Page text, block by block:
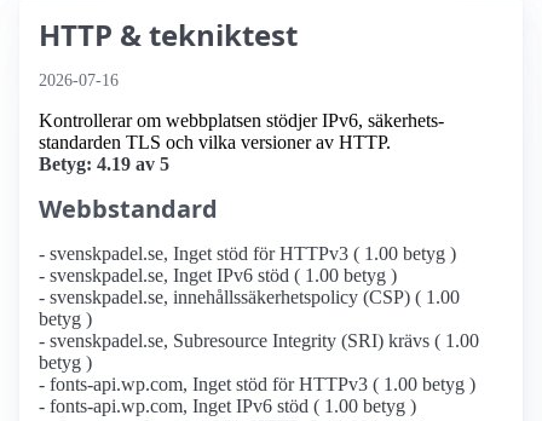
HTTP & tekniktest
2026-07-16
Kontrollerar om webbplatsen stödjer IPv6, säkerhets­
standarden TLS och vilka versioner av HTTP.
Betyg: 4.19 av 5
Webbstandard
- svenskpadel.se, Inget stöd för HTTPv3 ( 1.00 betyg )
- svenskpadel.se, Inget IPv6 stöd ( 1.00 betyg )
- svenskpadel.se, innehållssäkerhetspolicy (CSP) ( 1.00
betyg )
- svenskpadel.se, Subresource Integrity (SRI) krävs ( 1.00
betyg )
- fonts-api.wp.com, Inget stöd för HTTPv3 ( 1.00 betyg )
- fonts-api.wp.com, Inget IPv6 stöd ( 1.00 betyg )